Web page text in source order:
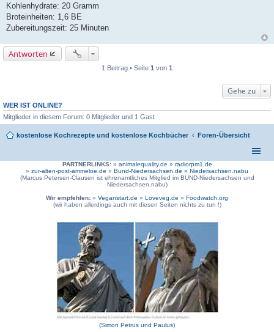
Kohlenhydrate: 20 Gramm
Broteinheiten: 1,6 BE
Zubereitungszeit: 25 Minuten
Antworten
1 Beitrag • Seite 1 von 1
Gehe zu
WER IST ONLINE?
Mitglieder in diesem Forum: 0 Mitglieder und 1 Gast
kostenlose Kochrezepte und kostenlose Kochbücher Foren-Übersicht
PARTNERLINKS:» animalequality.de » radiorpm1.de
» zur-alten-post-ammeloe.de » Bund-Niedersachsen.de » Niedersachsen.nabu
(Marcus Petersen-Clausen ist ehrenamtliches Mitglied im BUND-Niedersachsen und
Niedersachsen.nabu)
Wir empfehlen: » Veganstart.de » Loveveg.de » Foodwatch.org
(wir haben allerdings auch mit diesen Seiten nichts zu tun !)
(Simon Petrus und Paulus)